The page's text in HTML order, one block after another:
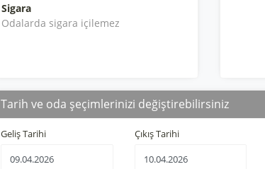
Sigara
Odalarda sigara içilemez
Tarih ve oda şeçimlerinizi değiştirebilirsiniz
Geliş Tarihi Çıkış Tarihi